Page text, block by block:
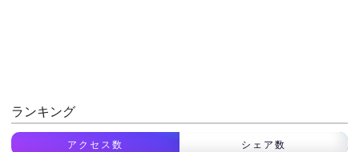
ランキング
アクセス数 シェア数